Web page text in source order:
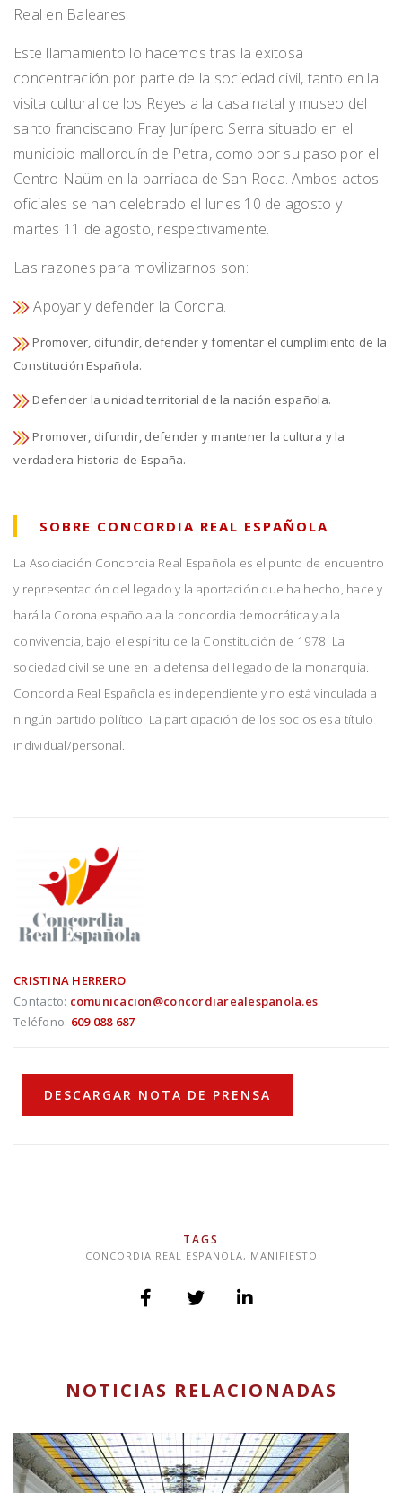
Real en Baleares.
Este llamamiento lo hacemos tras la exitosa
concentración por parte de la sociedad civil, tanto en la
visita cultural de los Reyes a la casa natal y museo del
santo franciscano Fray Junípero Serra situado en el
municipio mallorquín de Petra, como por su paso por el
Centro Naüm en la barriada de San Roca. Ambos actos
oficiales se han celebrado el lunes 10 de agosto y
martes 11 de agosto, respectivamente.
Las razones para movilizarnos son:
Apoyar y defender la Corona.
Promover, difundir, defender y fomentar el cumplimiento de la
Constitución Española.
Defender la unidad territorial de la nación española.
Promover, difundir, defender y mantener la cultura y la
verdadera historia de España.
SOBRE CONCORDIA REAL ESPAÑOLA
La Asociación Concordia Real Española es el punto de encuentro
y representación del legado y la aportación que ha hecho, hace y
hará la Corona española a la concordia democrática y a la
convivencia, bajo el espíritu de la Constitución de 1978. La
sociedad civil se une en la defensa del legado de la monarquía.
Concordia Real Española es independiente y no está vinculada a
ningún partido político. La participación de los socios es a título
individual/personal.
CRISTINA HERRERO
Contacto: comunicacion@concordiarealespanola.es
Teléfono: 609 088 687
DESCARGAR NOTA DE PRENSA
TAGS
CONCORDIA REAL ESPAÑOLA, MANIFIESTO
NOTICIAS RELACIONADAS